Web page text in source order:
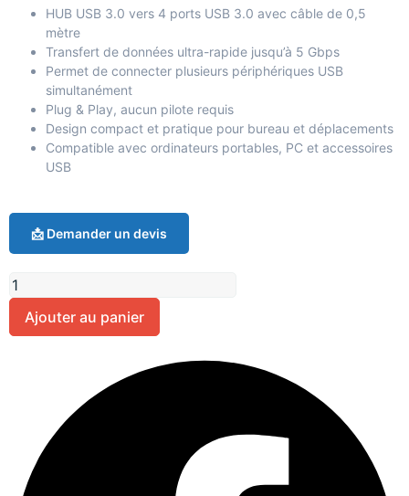
HUB USB 3.0 vers 4 ports USB 3.0 avec câble de 0,5
mètre
Transfert de données ultra-rapide jusqu’à 5 Gbps
Permet de connecter plusieurs périphériques USB
simultanément
Plug & Play, aucun pilote requis
Design compact et pratique pour bureau et déplacements
Compatible avec ordinateurs portables, PC et accessoires
USB
📩 Demander un devis
Ajouter au panier